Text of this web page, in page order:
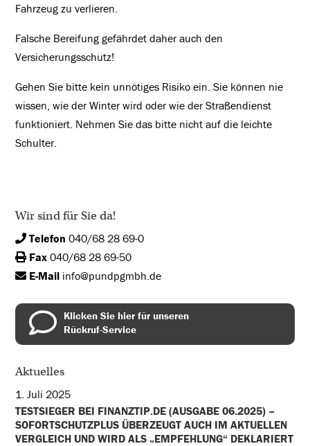
Fahrzeug zu verlieren.
Falsche Bereifung gefährdet daher auch den
Versicherungsschutz!
Gehen Sie bitte kein unnötiges Risiko ein. Sie können nie
wissen, wie der Winter wird oder wie der Straßendienst
funktioniert. Nehmen Sie das bitte nicht auf die leichte
Schulter.
Wir sind für Sie da!
Telefon 040/68 28 69-0
Fax 040/68 28 69-50
E-Mail info@pundpgmbh.de
Klicken Sie hier für unseren
Rückruf-Service
Aktuelles
1. Juli 2025
TESTSIEGER BEI FINANZTIP.DE (AUSGABE 06.2025) –
SOFORTSCHUTZPLUS ÜBERZEUGT AUCH IM AKTUELLEN
VERGLEICH UND WIRD ALS „EMPFEHLUNG“ DEKLARIERT